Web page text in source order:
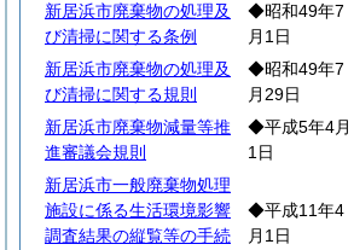
新居浜市廃棄物の処理及
び清掃に関する条例
◆昭和49年7
月1日
新居浜市廃棄物の処理及
び清掃に関する規則
◆昭和49年7
月29日
新居浜市廃棄物減量等推
進審議会規則
◆平成5年4月
1日
新居浜市一般廃棄物処理
施設に係る生活環境影響
調査結果の縦覧等の手続
◆平成11年4
月1日